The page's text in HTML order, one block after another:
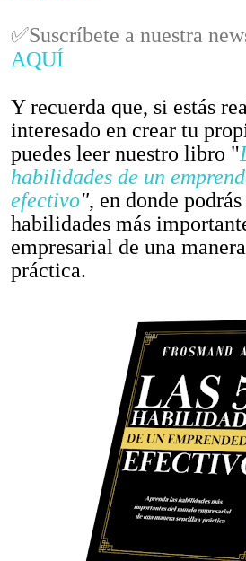
✅Suscríbete a nuestra
AQUÍ
Y recuerda que, si estás
interesado en crear tu
puedes leer nuestro libro "
habilidades de un
efectivo", en donde
habilidades más
empresarial de una
práctica.